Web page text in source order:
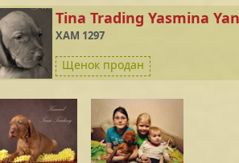
Tina Trading Yasmina
XAM 1297
Щенок продан